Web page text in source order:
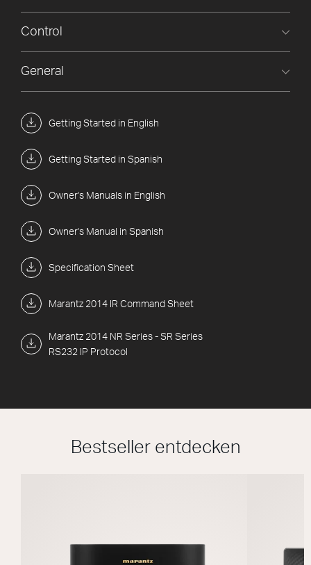
Getting Started in English
Getting Started in Spanish
Owner's Manuals in English
Owner's Manual in Spanish
Specification Sheet
Marantz 2014 IR Command Sheet
Marantz 2014 NR Series - SR Series
RS232 IP Protocol
Control
General
Bestseller entdecken